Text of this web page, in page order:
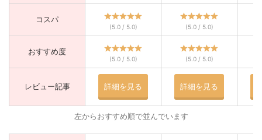
コスパ
(5.0 / 5.0) (5.0 / 5.0)
おすすめ度
(5.0 / 5.0) (5.0 / 5.0)
レビュー記事 詳細を見る 詳細を見る
左からおすすめ順で並んでいます